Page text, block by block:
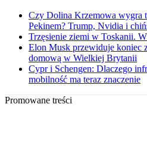
Czy Dolina Krzemowa wygra
Pekinem? Trump, Nvidia i
Trzęsienie ziemi w Toskanii.
Elon Musk przewiduje koniec
domową w Wielkiej Brytanii
Cypr i Schengen: Dlaczego
mobilność ma teraz znaczenie
Promowane treści